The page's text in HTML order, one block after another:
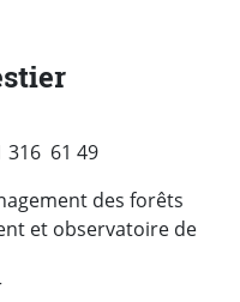
316 61 49
des forêts
et observatoire de